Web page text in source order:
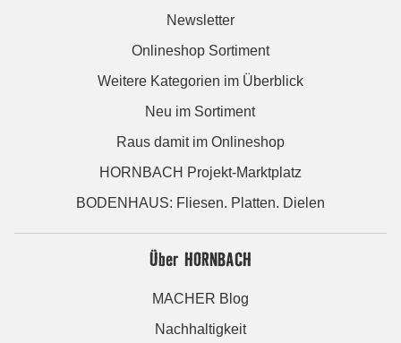
Newsletter
Onlineshop Sortiment
Weitere Kategorien im Überblick
Neu im Sortiment
Raus damit im Onlineshop
HORNBACH Projekt-Marktplatz
BODENHAUS: Fliesen. Platten. Dielen
Über HORNBACH
MACHER Blog
Nachhaltigkeit